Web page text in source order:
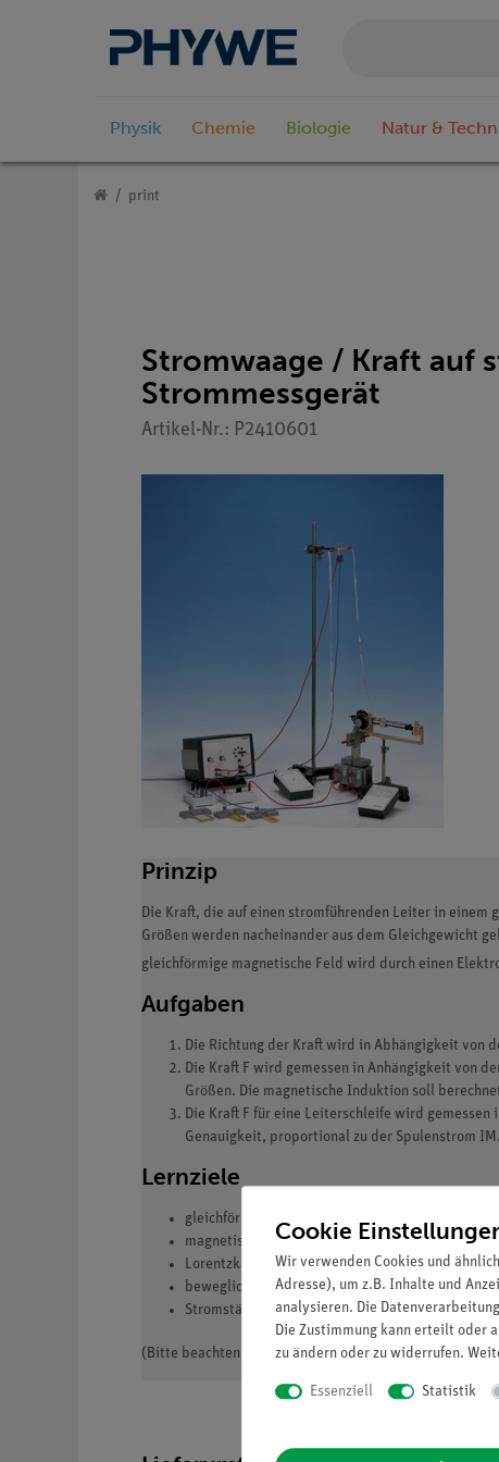
Physik Chemie Biologie Natur &
print
Stromwaage / Kraft auf
Strommessgerät
Artikel-Nr.: P2410601
Prinzip
Die Kraft, die auf einen stromführenden Leiter in
Größen werden nacheinander aus dem Gleichgewicht
gleichförmige magnetische Feld wird durch einen
Aufgaben
Die Richtung der Kraft wird in Abhängigkeit von
Die Kraft F wird gemessen in Anhängigkeit von
Größen. Die magnetische Induktion soll
Die Kraft F für eine Leiterschleife wird
Genauigkeit, proportional zu der Spulenstrom IM.
Lernziele
gleichförmiges magnetisches Feld
magnetische Induktion
Lorentzkarft
bewegliche Aufladung
Stromstärke
(Bitte beachten: Versuchsbeschreibung ist nur in
Cookie
Wir verwenden Cookies und
Adresse), um z.B. Inhalte und
analysieren. Die
Die Zustimmung kann erteilt oder
zu ändern oder zu widerrufen.
Essenziell Statistik